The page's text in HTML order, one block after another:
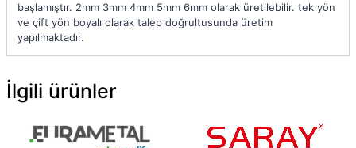
başlamıştır. 2mm 3mm 4mm 5mm 6mm olarak üretilebilir. tek yön
ve çift yön boyalı olarak talep doğrultusunda üretim
yapılmaktadır.
İlgili ürünler